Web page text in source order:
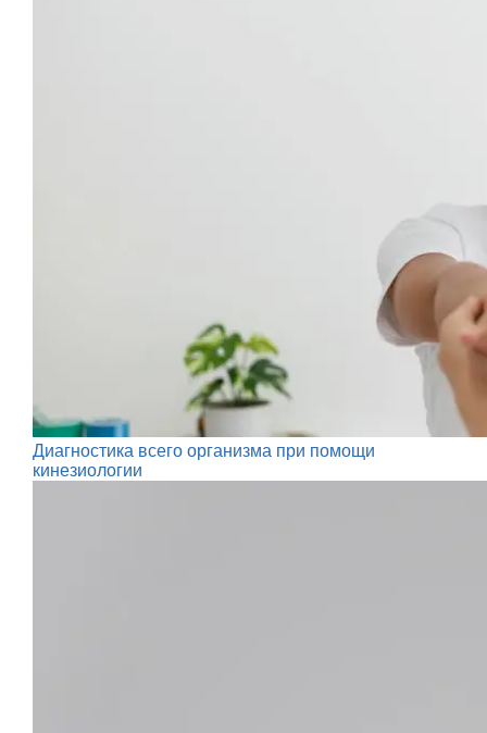
Диагностика всего организма при помощи
кинезиологии